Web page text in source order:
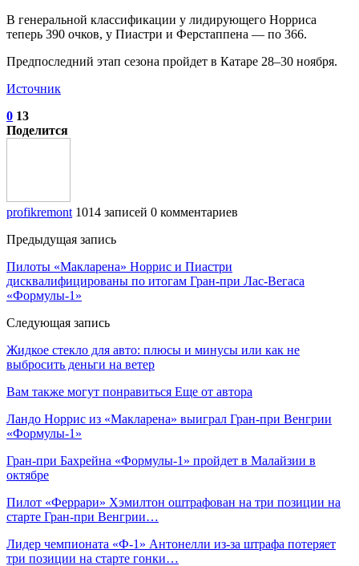
В генеральной классификации у лидирующего Норриса
теперь 390 очков, у Пиастри и Ферстаппена — по 366.
Предпоследний этап сезона пройдет в Катаре 28–30 ноября.
Источник
0 13
Поделится
profikremont 1014 записей 0 комментариев
Предыдущая запись
Пилоты «Макларена» Норрис и Пиастри
дисквалифицированы по итогам Гран‑при Лас‑Вегаса
«Формулы‑1»
Следующая запись
Жидкое стекло для авто: плюсы и минусы или как не
выбросить деньги на ветер
Вам также могут понравиться Еще от автора
Ландо Норрис из «Макларена» выиграл Гран‑при Венгрии
«Формулы‑1»
Гран‑при Бахрейна «Формулы‑1» пройдет в Малайзии в
октябре
Пилот «Феррари» Хэмилтон оштрафован на три позиции на
старте Гран‑при Венгрии…
Лидер чемпионата «Ф‑1» Антонелли из‑за штрафа потеряет
три позиции на старте гонки…